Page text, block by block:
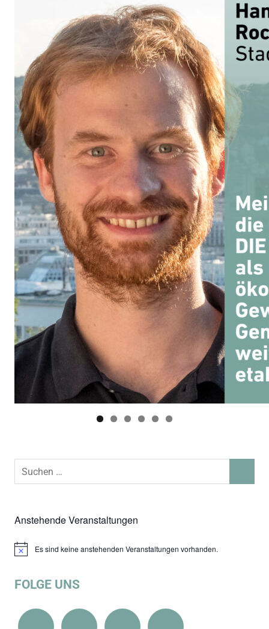
Suchen
Anstehende Veranstaltungen
HinweisEs sind keine anstehenden Veranstaltungen vorhanden.
FOLGE UNS